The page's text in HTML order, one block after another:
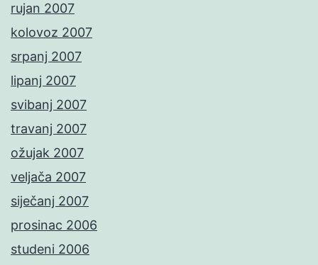
rujan 2007
kolovoz 2007
srpanj 2007
lipanj 2007
svibanj 2007
travanj 2007
ožujak 2007
veljača 2007
siječanj 2007
prosinac 2006
studeni 2006